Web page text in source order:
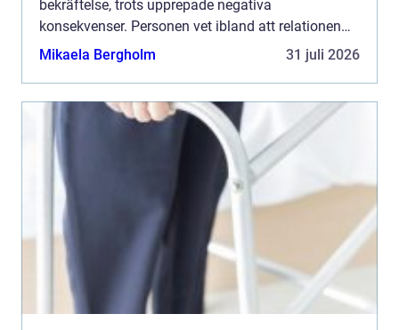
bekräftelse, trots upprepade negativa
konsekvenser. Personen vet ibland att relationen
skadar, men fortsätter ändå. Drivkraften är sällan
Mikaela Bergholm 31 juli 2026